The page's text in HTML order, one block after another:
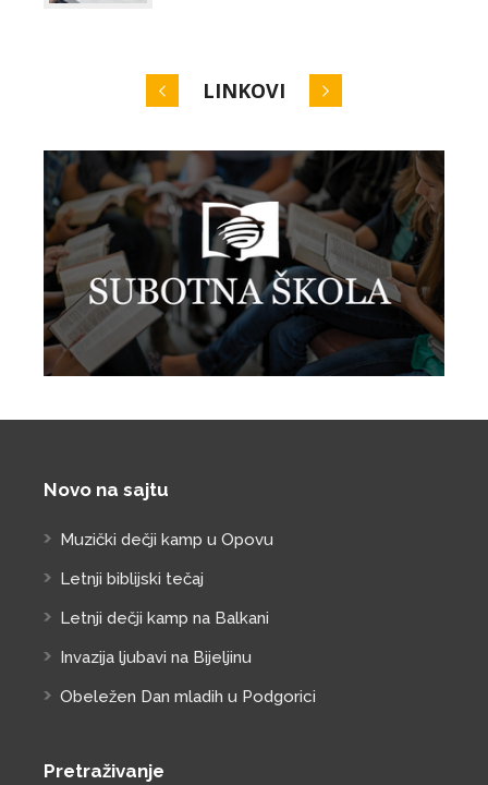
LINKOVI
Novo na sajtu
Muzički dečji kamp u Opovu
Letnji biblijski tečaj
Letnji dečji kamp na Balkani
Invazija ljubavi na Bijeljinu
Obeležen Dan mladih u Podgorici
Pretraživanje